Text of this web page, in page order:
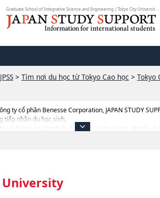
Graduate School of Integrative Science and Engineering | Tokyo City Universit...
> Tìm nơi du học từ Tokyo Cao học > Tokyo
ty cổ phần Benesse Corporation, JAPAN STUDY
tiếp nhận du học sinh.
và thông tin cần thiết dành cho du học sinh, như là
University